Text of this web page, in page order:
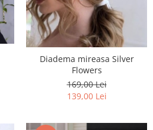
Diadema mireasa Silver
Flowers
169,00 Lei
139,00 Lei